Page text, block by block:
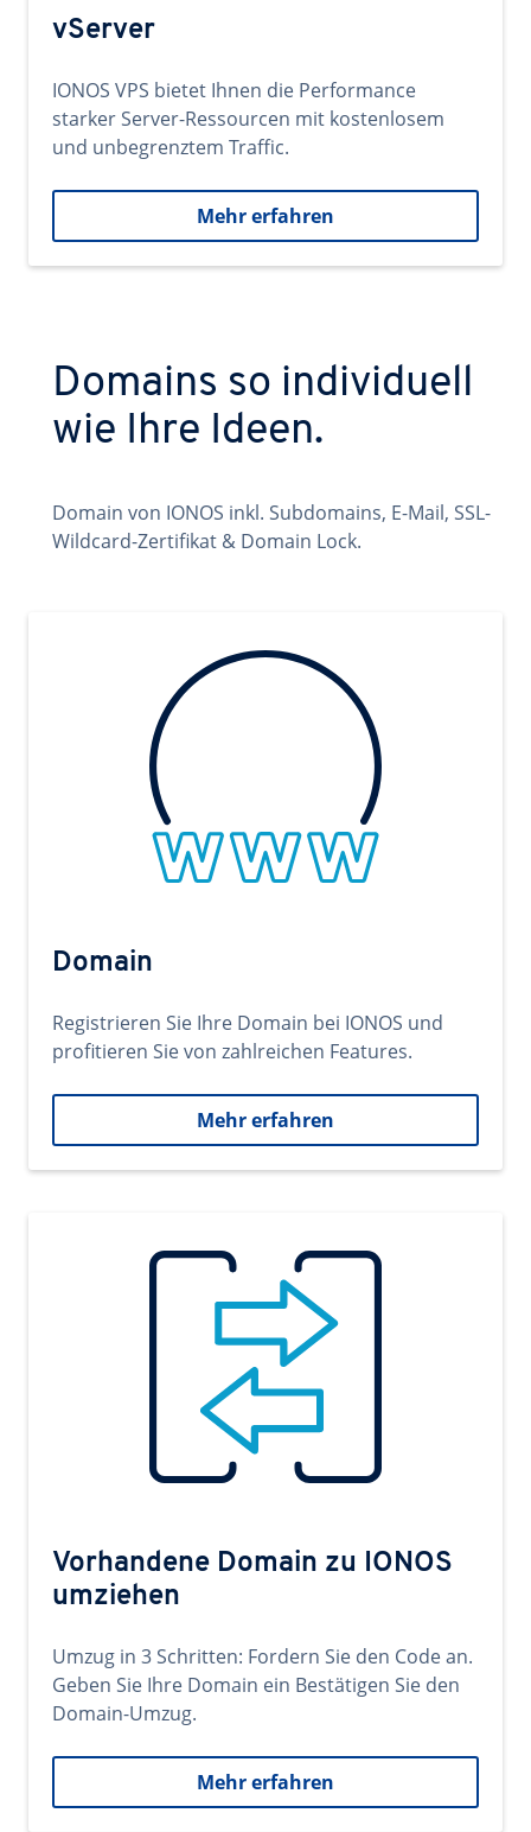
vServer
IONOS VPS bietet Ihnen die Performance
starker Server-Ressourcen mit kostenlosem
und unbegrenztem Traffic.
Mehr erfahren
Domains so individuell
wie Ihre Ideen.
Domain von IONOS inkl. Subdomains, E-Mail, SSL-
Wildcard-Zertifikat & Domain Lock.
Domain
Registrieren Sie Ihre Domain bei IONOS und
profitieren Sie von zahlreichen Features.
Mehr erfahren
Vorhandene Domain zu IONOS
umziehen
Umzug in 3 Schritten: Fordern Sie den Code an.
Geben Sie Ihre Domain ein Bestätigen Sie den
Domain-Umzug.
Mehr erfahren